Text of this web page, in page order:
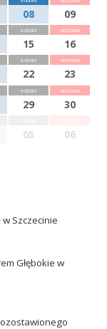
08 09
sobota
15
niedziela
16
sobota
22
niedziela
23
sobota
29
niedziela
30
05 06
Szczecinie
Głębokie w